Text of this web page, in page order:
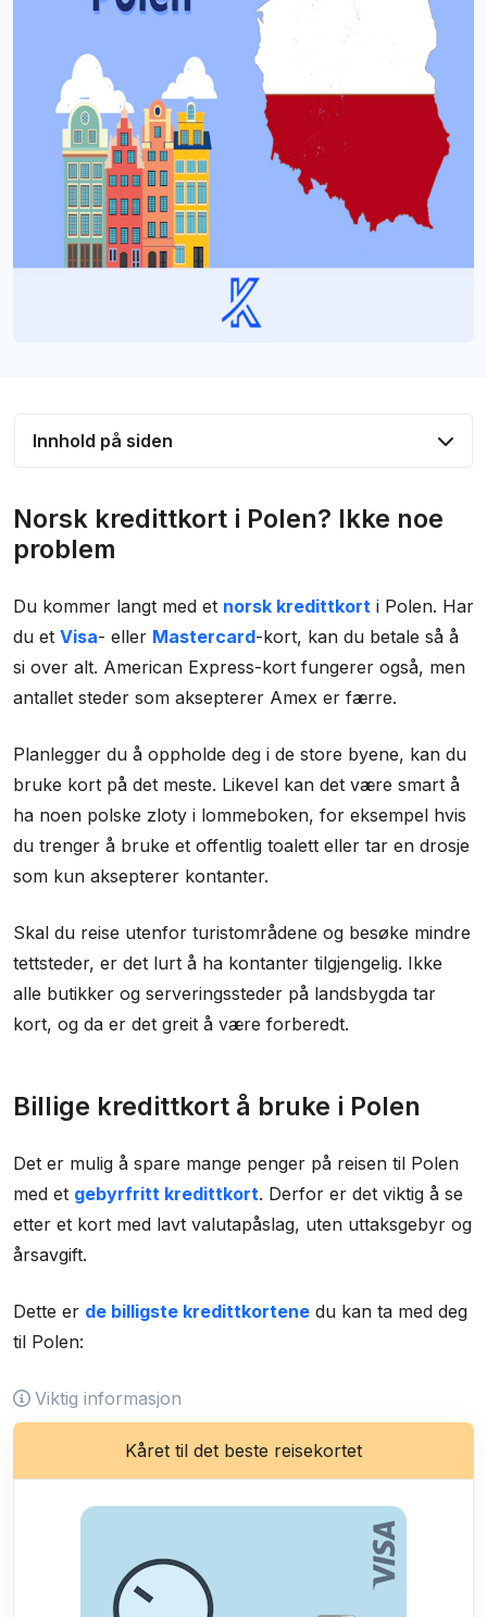
Innhold på siden
Billige kredittkort å bruke i Polen
penger
Smartere bruk av kredittkort i Polen
Beste kredittkort å ta med til Polen
Minibankuttak i Polen
Velg zloty, ikke norske kroner
Du kan betale kontaktløst i Polen
Polen er et trygt land
Viktig om kredittkort og reiseforsikring
Oppsummering: Slik betaler du smart i Polen
Andre guider vi tror du vil like
Norsk kredittkort i Polen? Ikke noe
problem
Du kommer langt med et norsk kredittkort i Polen. Har
du et Visa- eller Mastercard-kort, kan du betale så å
si over alt. American Express-kort fungerer også, men
antallet steder som aksepterer Amex er færre.
Planlegger du å oppholde deg i de store byene, kan du
bruke kort på det meste. Likevel kan det være smart å
ha noen polske zloty i lommeboken, for eksempel hvis
du trenger å bruke et offentlig toalett eller tar en drosje
som kun aksepterer kontanter.
Skal du reise utenfor turistområdene og besøke mindre
tettsteder, er det lurt å ha kontanter tilgjengelig. Ikke
alle butikker og serveringssteder på landsbygda tar
kort, og da er det greit å være forberedt.
Billige kredittkort å bruke i Polen
Det er mulig å spare mange penger på reisen til Polen
med et gebyrfritt kredittkort. Derfor er det viktig å se
etter et kort med lavt valutapåslag, uten uttaksgebyr og
årsavgift.
Dette er de billigste kredittkortene du kan ta med deg
til Polen:
Viktig informasjon
Kåret til det beste reisekortet